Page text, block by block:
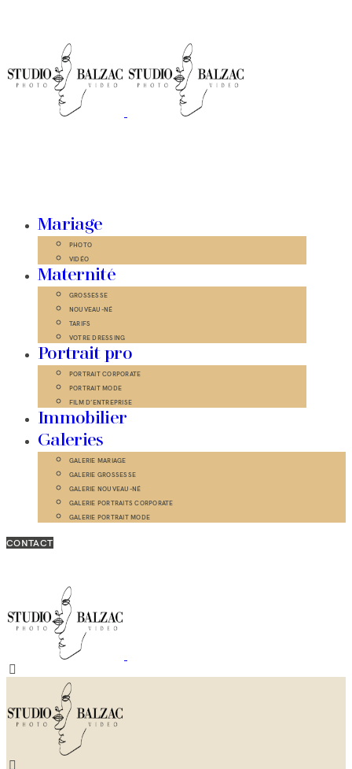
Mariage
PHOTO
VIDÉO
Maternité
GROSSESSE
NOUVEAU-NÉ
TARIFS
VOTRE DRESSING
Portrait pro
PORTRAIT CORPORATE
PORTRAIT MODE
FILM D’ENTREPRISE
Immobilier
Galeries
GALERIE MARIAGE
GALERIE GROSSESSE
GALERIE NOUVEAU-NÉ
GALERIE PORTRAITS CORPORATE
GALERIE PORTRAIT MODE
CONTACT